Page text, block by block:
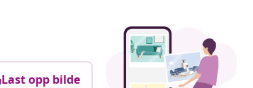
Last opp bilde